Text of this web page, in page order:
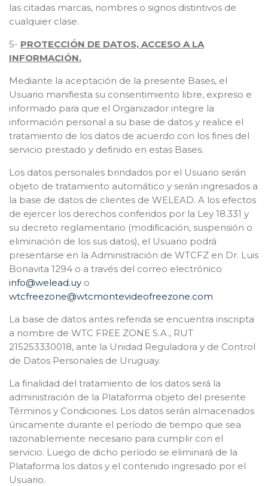
las citadas marcas, nombres o signos distintivos de
cualquier clase.
5- PROTECCIÓN DE DATOS, ACCESO A LA
INFORMACIÓN.
Mediante la aceptación de la presente Bases, el
Usuario manifiesta su consentimiento libre, expreso e
informado para que el Organizador integre la
información personal a su base de datos y realice el
tratamiento de los datos de acuerdo con los fines del
servicio prestado y definido en estas Bases.
Los datos personales brindados por el Usuario serán
objeto de tratamiento automático y serán ingresados a
la base de datos de clientes de WELEAD. A los efectos
de ejercer los derechos conferidos por la Ley 18.331 y
su decreto reglamentario (modificación, suspensión o
eliminación de los sus datos), el Usuario podrá
presentarse en la Administración de WTCFZ en Dr. Luis
Bonavita 1294 o a través del correo electrónico
info@welead.uy o
wtcfreezone@wtcmontevideofreezone.com
La base de datos antes referida se encuentra inscripta
a nombre de WTC FREE ZONE S.A., RUT
215253330018, ante la Unidad Reguladora y de Control
de Datos Personales de Uruguay.
La finalidad del tratamiento de los datos será la
administración de la Plataforma objeto del presente
Términos y Condiciones. Los datos serán almacenados
únicamente durante el período de tiempo que sea
razonablemente necesario para cumplir con el
servicio. Luego de dicho período se eliminará de la
Plataforma los datos y el contenido ingresado por el
Usuario.